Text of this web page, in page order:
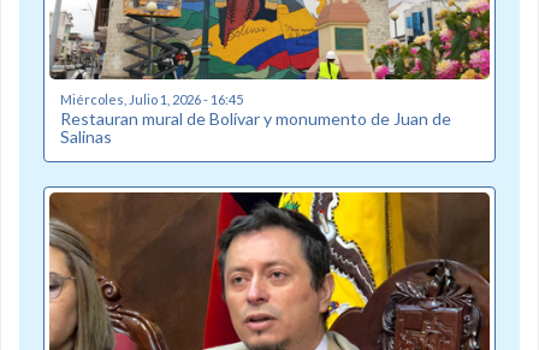
Miércoles, Julio 1, 2026 - 16:45
Restauran mural de Bolívar y monumento de Juan de
Salinas